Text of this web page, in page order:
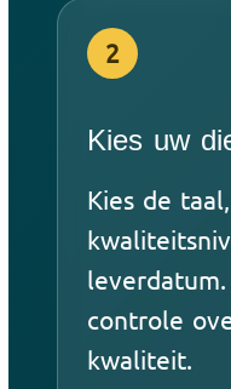
2
Kies uw
Kies de
controle
kwaliteit.